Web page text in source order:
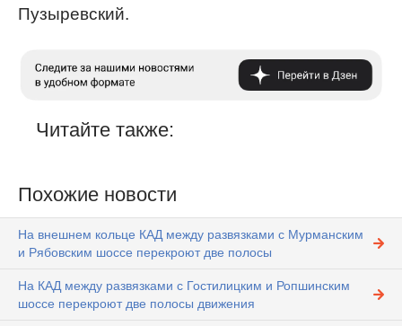
Пузыревский.
Читайте также:
Похожие новости
На внешнем кольце КАД между развязками с Мурманским
и Рябовским шоссе перекроют две полосы
На КАД между развязками с Гостилицким и Ропшинским
шоссе перекроют две полосы движения